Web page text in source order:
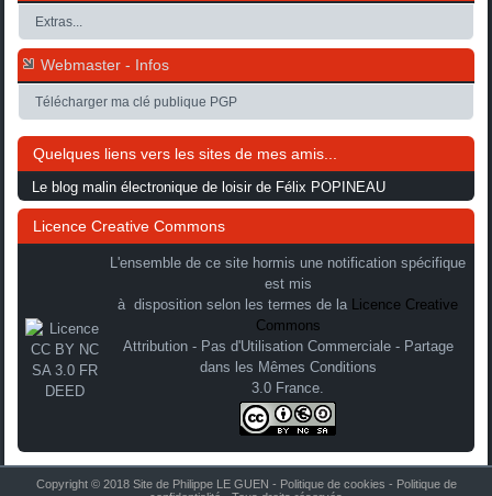
Extras...
Webmaster - Infos
Télécharger ma clé publique PGP
Quelques liens vers les sites de mes amis...
Le blog malin électronique de loisir de Félix POPINEAU
Licence Creative Commons
L'ensemble de ce site hormis une notification spécifique
est mis
à disposition selon les termes de la Licence Creative
Commons
Attribution - Pas d'Utilisation Commerciale - Partage
dans les Mêmes Conditions
3.0 France.
Copyright © 2018 Site de Philippe LE GUEN - Politique de cookies - Politique de